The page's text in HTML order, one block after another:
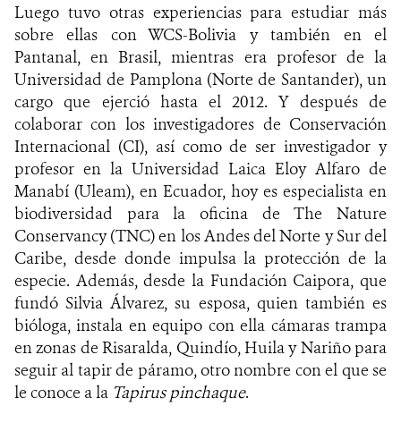
Luego tuvo otras experiencias para estudiar más
sobre ellas con WCS-Bolivia y también en el
Pantanal, en Brasil, mientras era profesor de la
Universidad de Pamplona (Norte de Santander), un
cargo que ejerció hasta el 2012. Y después de
colaborar con los investigadores de Conservación
Internacional (CI), así como de ser investigador y
profesor en la Universidad Laica Eloy Alfaro de
Manabí (Uleam), en Ecuador, hoy es especialista en
biodiversidad para la oficina de The Nature
Conservancy (TNC) en los Andes del Norte y Sur del
Caribe, desde donde impulsa la protección de la
especie. Además, desde la Fundación Caipora, que
fundó Silvia Álvarez, su esposa, quien también es
bióloga, instala en equipo con ella cámaras trampa
en zonas de Risaralda, Quindío, Huila y Nariño para
seguir al tapir de páramo, otro nombre con el que se
le conoce a la Tapirus pinchaque.